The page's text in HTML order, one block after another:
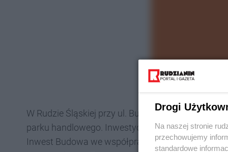
W Rudzie Śląskiej przy ul. Bukowej, w rejonie
parku handlowego. Inwestycja, realizowana w
Inwest Budowa we współpracy z firmą TERG, już
Drogi
Na naszej stronie
przechowujemy
standardowe